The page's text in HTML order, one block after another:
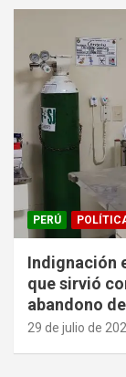
PERÚ
Indignación
que sirvió
abandono
29 de julio de